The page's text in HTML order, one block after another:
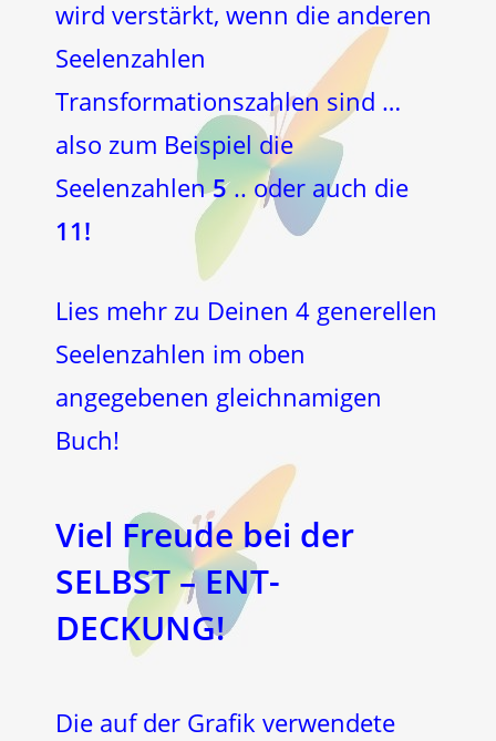
wird verstärkt, wenn die anderen
Seelenzahlen
Transformationszahlen sind …
also zum Beispiel die
Seelenzahlen5.. oder auch die
11!
Lies mehr zu Deinen 4 generellen
Seelenzahlen im oben
angegebenen gleichnamigen
Buch!
Viel Freude bei der
SELBST – ENT-
DECKUNG!
Die auf der Grafik verwendete